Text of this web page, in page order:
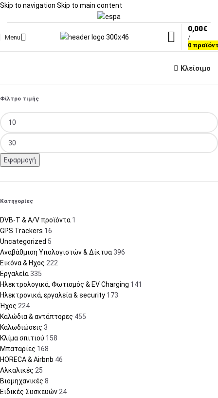
Skip to navigation Skip to main content
Menu
0
/
0,00€
Κλείσιμο
Φίλτρο τιμής
Εφαρμογή
Κατηγορίες
DVB-T & A/V προϊόντα 1
GPS Trackers 16
Uncategorized 5
Αναβάθμιση Υπολογιστών & Δίκτυα 396
Εικόνα & Ηχος 222
Εργαλεία 335
Ηλεκτρολογικά, Φωτισμός & EV Charging 141
Ηλεκτρονικά, εργαλεία & security 173
Ήχος 224
Καλώδια & αντάπτορες 455
Καλωδιώσεις 3
Κλίμα σπιτιού 158
Μπαταρίες 168
HORECA & Airbnb 46
Αλκαλικές 25
Βιομηχανικές 8
Ειδικές Συσκευών24